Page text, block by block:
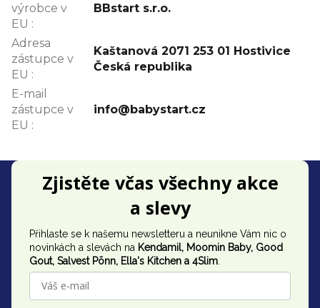
výrobce v
EU :
BBstart s.r.o.
Adresa
zástupce v
EU :
Kaštanová 2071 253 01 Hostivice
Česká republika
E-mail
zástupce v
EU :
info@babystart.cz
Z
Zjistěte včas všechny akce
a slevy
Přihlaste se k našemu newsletteru a neunikne Vám nic o
novinkách a slevách na Kendamil, Moomin Baby, Good
Gout, Salvest Põnn, Ella's Kitchen a 4Slim.